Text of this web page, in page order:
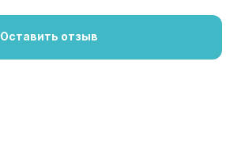
Оставить отзыв